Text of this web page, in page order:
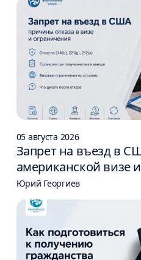
05 августа 2026
Запрет на въезд в
американской визе
ограничения
Юрий Георгиев